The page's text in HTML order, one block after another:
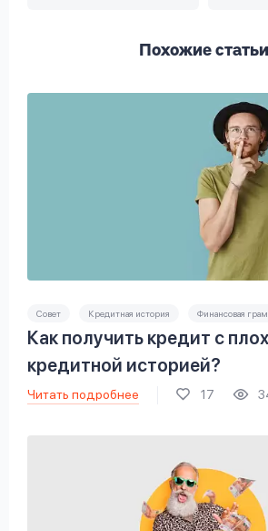
Похожие статьи
Совет Кредитная история Финансовая
Как получить кредит с
кредитной историей?
Читать подробнее 17